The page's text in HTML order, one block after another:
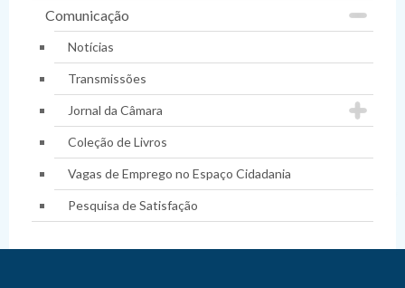
Comunicação
Notícias
Transmissões
Jornal da Câmara
Coleção de Livros
Vagas de Emprego no Espaço Cidadania
Pesquisa de Satisfação